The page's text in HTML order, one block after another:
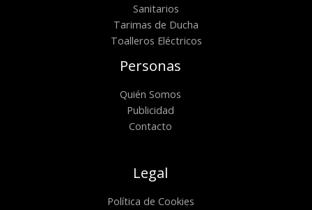
Sanitarios
Tarimas de Ducha
Toalleros Eléctricos
Personas
Quién Somos
Publicidad
Contacto
Legal
Política de Cookies